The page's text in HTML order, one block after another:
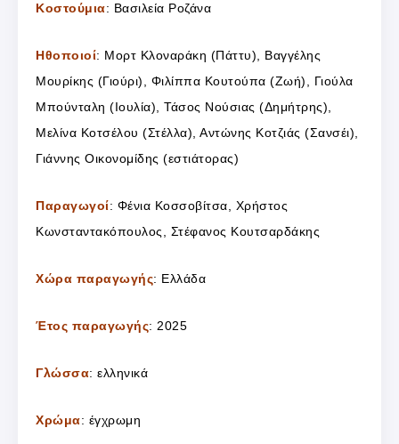
Κοστούμια: Βασιλεία Ροζάνα
Ηθοποιοί: Μορτ Κλοναράκη (Πάττυ), Βαγγέλης
Μουρίκης (Γιούρι), Φιλίππα Κουτούπα (Ζωή), Γιούλα
Μπούνταλη (Ιουλία), Τάσος Νούσιας (Δημήτρης),
Μελίνα Κοτσέλου (Στέλλα), Αντώνης Κοτζιάς (Σανσέι),
Γιάννης Οικονομίδης (εστιάτορας)
Παραγωγοί: Φένια Κοσσοβίτσα, Χρήστος
Κωνσταντακόπουλος, Στέφανος Κουτσαρδάκης
Χώρα παραγωγής: Ελλάδα
Έτος παραγωγής: 2025
Γλώσσα: ελληνικά
Χρώμα: έγχρωμη